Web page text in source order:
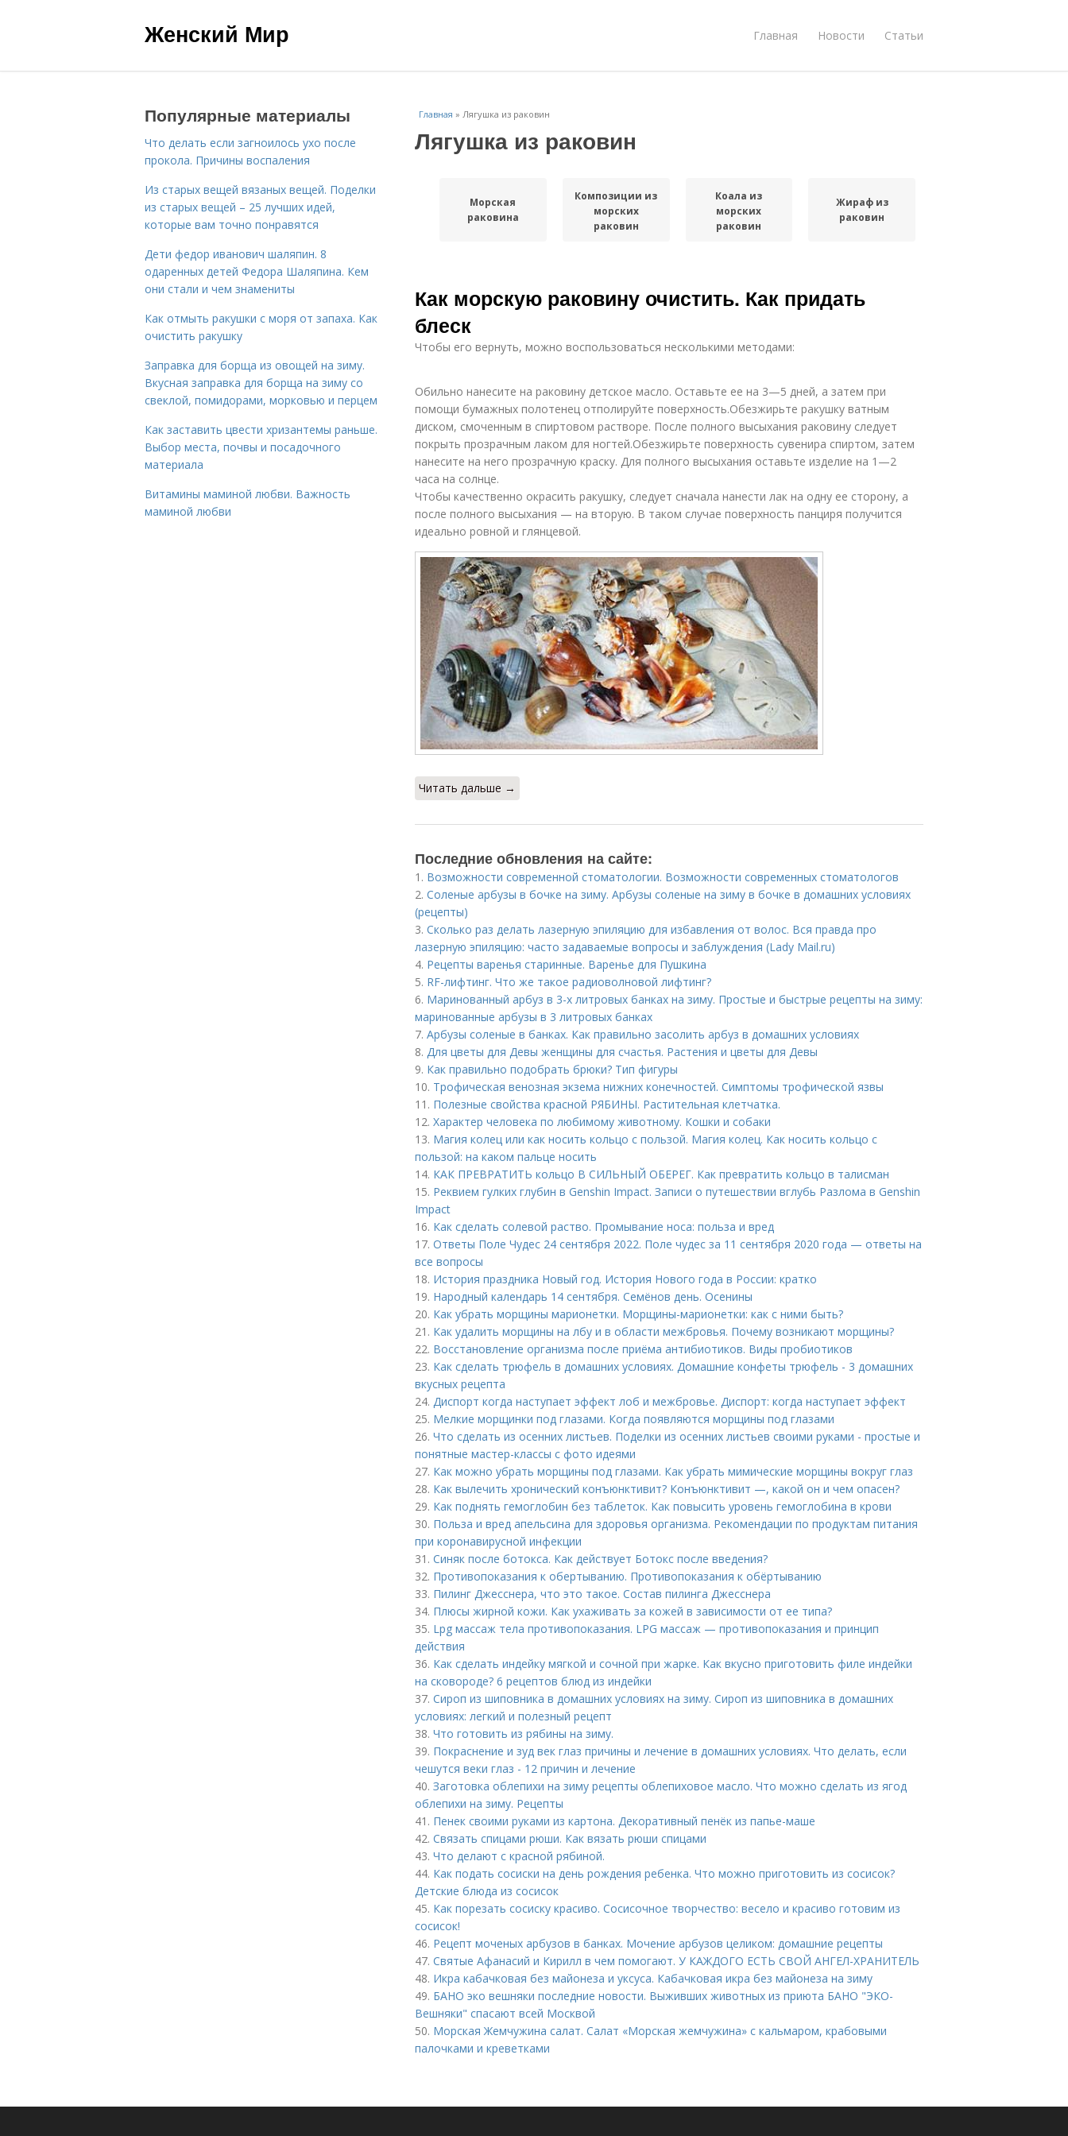
Женский Мир Главная Новости Статьи
Главная » Лягушка из раковин
Лягушка из раковин
Морская
раковина
Композиции из
морских
раковин
Коала из
морских
раковин
Жираф из
раковин
Как морскую раковину очистить. Как придать
блеск
Чтобы его вернуть, можно воспользоваться несколькими методами:
Обильно нанесите на раковину детское масло. Оставьте ее на 3—5 дней, а затем при
помощи бумажных полотенец отполируйте поверхность.Обезжирьте ракушку ватным
диском, смоченным в спиртовом растворе. После полного высыхания раковину следует
покрыть прозрачным лаком для ногтей.Обезжирьте поверхность сувенира спиртом, затем
нанесите на него прозрачную краску. Для полного высыхания оставьте изделие на 1—2
часа на солнце.
Чтобы качественно окрасить ракушку, следует сначала нанести лак на одну ее сторону, а
после полного высыхания — на вторую. В таком случае поверхность панциря получится
идеально ровной и глянцевой.
Читать дальше →
Последние обновления на сайте:
1. Возможности современной стоматологии. Возможности современных стоматологов
2. Соленые арбузы в бочке на зиму. Арбузы соленые на зиму в бочке в домашних условиях
(рецепты)
3. Сколько раз делать лазерную эпиляцию для избавления от волос. Вся правда про
лазерную эпиляцию: часто задаваемые вопросы и заблуждения (Lady Mail.ru)
4. Рецепты варенья старинные. Варенье для Пушкина
5. RF-лифтинг. Что же такое радиоволновой лифтинг?
6. Маринованный арбуз в 3-х литровых банках на зиму. Простые и быстрые рецепты на зиму:
маринованные арбузы в 3 литровых банках
7. Арбузы соленые в банках. Как правильно засолить арбуз в домашних условиях
8. Для цветы для Девы женщины для счастья. Растения и цветы для Девы
9. Как правильно подобрать брюки? Тип фигуры
10. Трофическая венозная экзема нижних конечностей. Симптомы трофической язвы
11. Полезные свойства красной РЯБИНЫ. Растительная клетчатка.
12. Характер человека по любимому животному. Кошки и собаки
13. Магия колец или как носить кольцо с пользой. Магия колец. Как носить кольцо с
пользой: на каком пальце носить
14. КАК ПРЕВРАТИТЬ кольцо В СИЛЬНЫЙ ОБЕРЕГ. Как превратить кольцо в талисман
15. Реквием гулких глубин в Genshin Impact. Записи о путешествии вглубь Разлома в Genshin
Impact
16. Как сделать солевой раство. Промывание носа: польза и вред
17. Ответы Поле Чудес 24 сентября 2022. Поле чудес за 11 сентября 2020 года — ответы на
все вопросы
18. История праздника Новый год. История Нового года в России: кратко
19. Народный календарь 14 сентября. Семёнов день. Осенины
20. Как убрать морщины марионетки. Морщины-марионетки: как с ними быть?
21. Как удалить морщины на лбу и в области межбровья. Почему возникают морщины?
22. Восстановление организма после приёма антибиотиков. Виды пробиотиков
23. Как сделать трюфель в домашних условиях. Домашние конфеты трюфель - 3 домашних
вкусных рецепта
24. Диспорт когда наступает эффект лоб и межбровье. Диспорт: когда наступает эффект
25. Мелкие морщинки под глазами. Когда появляются морщины под глазами
26. Что сделать из осенних листьев. Поделки из осенних листьев своими руками - простые и
понятные мастер-классы с фото идеями
27. Как можно убрать морщины под глазами. Как убрать мимические морщины вокруг глаз
28. Как вылечить хронический конъюнктивит? Конъюнктивит —, какой он и чем опасен?
29. Как поднять гемоглобин без таблеток. Как повысить уровень гемоглобина в крови
30. Польза и вред апельсина для здоровья организма. Рекомендации по продуктам питания
при коронавирусной инфекции
31. Синяк после ботокса. Как действует Ботокс после введения?
32. Противопоказания к обертыванию. Противопоказания к обёртыванию
33. Пилинг Джесснера, что это такое. Состав пилинга Джесснера
34. Плюсы жирной кожи. Как ухаживать за кожей в зависимости от ее типа?
35. Lpg массаж тела противопоказания. LPG массаж — противопоказания и принцип
действия
36. Как сделать индейку мягкой и сочной при жарке. Как вкусно приготовить филе индейки
на сковороде? 6 рецептов блюд из индейки
37. Сироп из шиповника в домашних условиях на зиму. Сироп из шиповника в домашних
условиях: легкий и полезный рецепт
38. Что готовить из рябины на зиму.
39. Покраснение и зуд век глаз причины и лечение в домашних условиях. Что делать, если
чешутся веки глаз - 12 причин и лечение
40. Заготовка облепихи на зиму рецепты облепиховое масло. Что можно сделать из ягод
облепихи на зиму. Рецепты
41. Пенек своими руками из картона. Декоративный пенёк из папье-маше
42. Связать спицами рюши. Как вязать рюши спицами
43. Что делают с красной рябиной.
44. Как подать сосиски на день рождения ребенка. Что можно приготовить из сосисок?
Детские блюда из сосисок
45. Как порезать сосиску красиво. Сосисочное творчество: весело и красиво готовим из
сосисок!
46. Рецепт моченых арбузов в банках. Мочение арбузов целиком: домашние рецепты
47. Святые Афанасий и Кирилл в чем помогают. У КАЖДОГО ЕСТЬ СВОЙ АНГЕЛ-ХРАНИТЕЛЬ
48. Икра кабачковая без майонеза и уксуса. Кабачковая икра без майонеза на зиму
49. БАНО эко вешняки последние новости. Выживших животных из приюта БАНО "ЭКО-
Вешняки" спасают всей Москвой
50. Морская Жемчужина салат. Салат «Морская жемчужина» с кальмаром, крабовыми
палочками и креветками
Популярные материалы
Что делать если загноилось ухо после
прокола. Причины воспаления
Из старых вещей вязаных вещей. Поделки
из старых вещей – 25 лучших идей,
которые вам точно понравятся
Дети федор иванович шаляпин. 8
одаренных детей Федора Шаляпина. Кем
они стали и чем знамениты
Как отмыть ракушки с моря от запаха. Как
очистить ракушку
Заправка для борща из овощей на зиму.
Вкусная заправка для борща на зиму со
свеклой, помидорами, морковью и перцем
Как заставить цвести хризантемы раньше.
Выбор места, почвы и посадочного
материала
Витамины маминой любви. Важность
маминой любви